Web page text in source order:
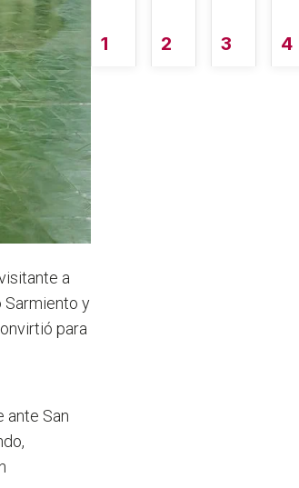
a
Sarmiento y
para
ante San
1 2 3 4